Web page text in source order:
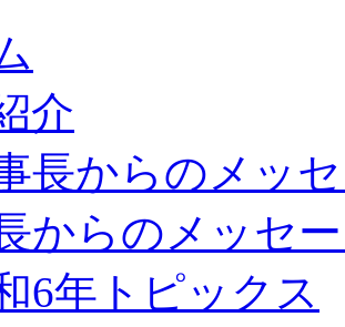
介
長からのメッ
からのメッセ
6年トピックス